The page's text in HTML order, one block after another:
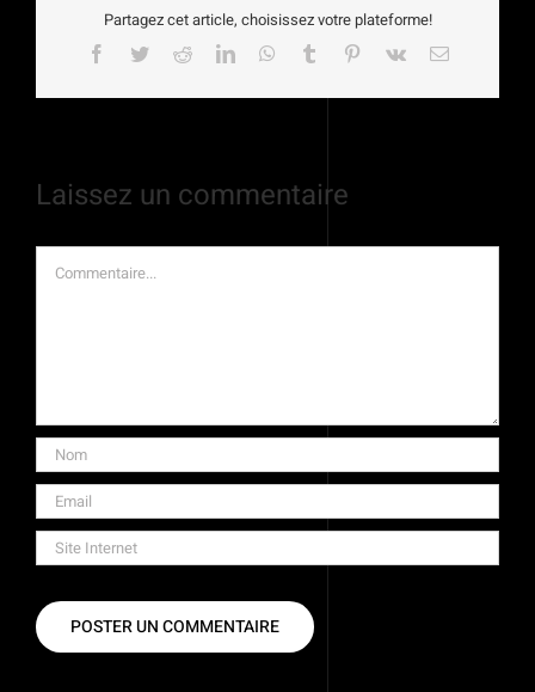
Partagez cet article, choisissez votre plateforme!
Facebook
TwitterRedditLinkedInWhatsApp
Tumblr Pinterest
Vk Email
Laissez un commentaire
Commentaire